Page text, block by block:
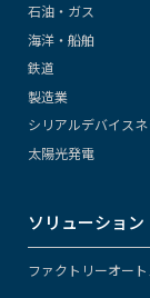
石油・ガス
海洋・船舶
鉄道
製造業
シリアルデバイス
太陽光発電
ソリューション
ファクトリーオー